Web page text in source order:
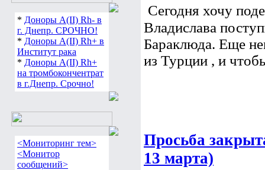
* Доноры А(ІІ) Rh- в
г. Днепр. СРОЧНО!
* Доноры А(ІІ) Rh+ в
Институт рака
* Доноры А(ІІ) Rh+
на тромбокончентрат
в г.Днепр. Срочно!
<Мониторинг тем>
<Монитор
сообщений>
Сегодня хочу
Владислава
Бараклюда. Еще
из Турции , и
Просьба
13 марта)